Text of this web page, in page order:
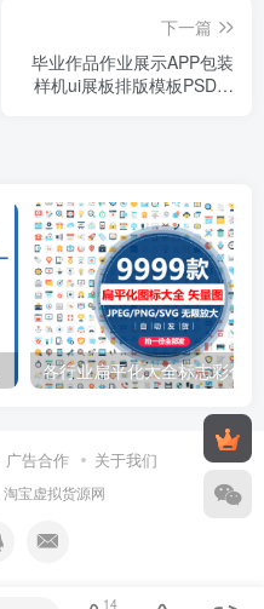
下一篇
毕业作品作业展示APP包装
样机ui展板排版模板PSD设
广告合作 关于我们
淘宝虚拟货源网
14